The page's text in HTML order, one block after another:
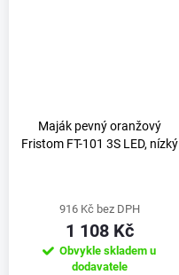
Maják pevný oranžový
Fristom FT-101 3S LED, nízký
916 Kč bez DPH
1 108 Kč
Obvykle skladem u
dodavatele